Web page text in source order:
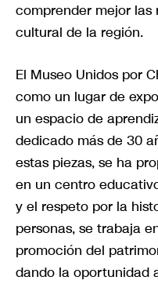
comprender mejor las
cultural de la región.
El Museo Unidos por
como un lugar de
un espacio de
dedicado más de 30
estas piezas, se ha
en un centro
y el respeto por la
personas, se trabaja
promoción del
dando la oportunidad